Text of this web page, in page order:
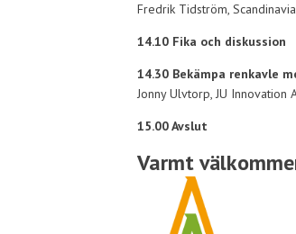
Fredrik Tidström,
14.10 Fika och diskussion
14.30 Bekämpa renkavle
Jonny Ulvtorp, JU Innovation
15.00 Avslut
Varmt